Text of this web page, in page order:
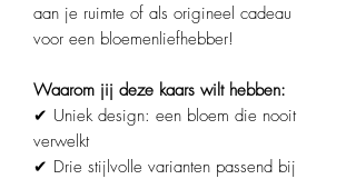
aan je ruimte of als origineel cadeau
voor een bloemenliefhebber!
Waarom jij deze kaars wilt hebben:
✔ Uniek design: een bloem die nooit
verwelkt
✔ Drie stijlvolle varianten passend bij